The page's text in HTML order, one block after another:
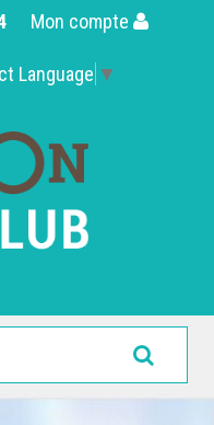
Mon compte
Language ▼